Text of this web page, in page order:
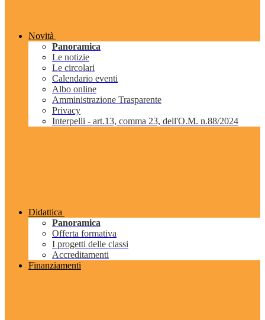
Novità
Panoramica
Le notizie
Le circolari
Calendario eventi
Albo online
Amministrazione Trasparente
Privacy
Interpelli - art.13, comma 23, dell'O.M. n.88/2024
Didattica
Panoramica
Offerta formativa
I progetti delle classi
Accreditamenti
Finanziamenti